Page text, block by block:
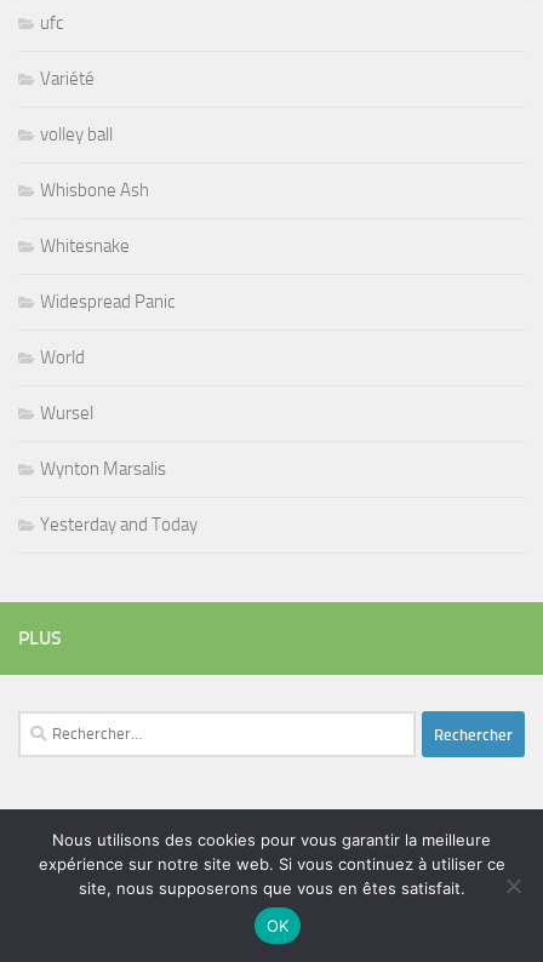
ufc
Variété
volley ball
Whisbone Ash
Whitesnake
Widespread Panic
World
Wursel
Wynton Marsalis
Yesterday and Today
PLUS
Rechercher :
ÉTIQUETTES
adam bomb amar sundy batteur beatles blues blues rock
chanteur coltrane
festival glenn hughes
Nous utilisons des cookies pour vous garantir la meilleure
expérience sur notre site web. Si vous continuez à utiliser ce
site, nous supposerons que vous en êtes satisfait.
OK